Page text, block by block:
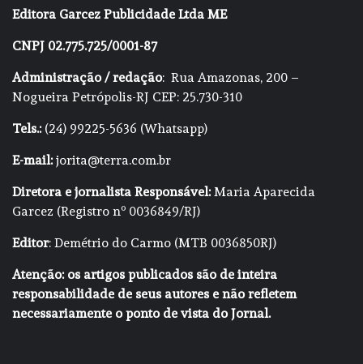
Editora Garcez Publicidade Ltda ME
CNPJ 02.775.725/0001-87
Administração / redação: Rua Amazonas, 200 –
Nogueira Petrópolis-RJ CEP: 25.730-310
Tels.:(24) 99225-5636 (Whatsapp)
E-mail:jorita@terra.com.br
Diretora e jornalista Responsável:Maria Aparecida
Garcez (Registro nº 0036849/RJ)
Editor: Demétrio do Carmo (MTB 0036850RJ)
Atenção: os artigos publicados são de inteira
responsabilidade de seus autores e não refletem
necessariamente o ponto de vista do Jornal.